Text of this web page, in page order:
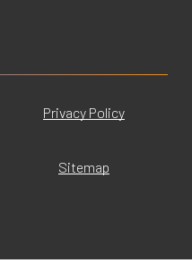
Privacy Policy
Sitemap